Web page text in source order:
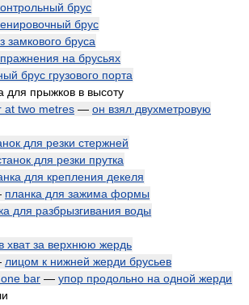
брус
брус
замкового бруса
на брусьях
брус грузового порта
для прыжков в высоту
at two metres — он взял двухметровую
для резки стержней
для резки прутка
для крепления декеля
планка для зажима формы
для разбрызгивания воды
в хват за верхнюю жердь
лицом к нижней жерди брусьев
bar — упор продольно на одной жерди